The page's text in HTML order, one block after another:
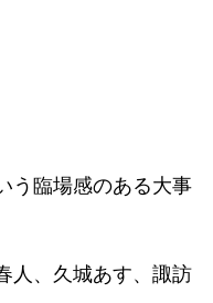
う臨場感のある大事
人、久城あす、諏訪